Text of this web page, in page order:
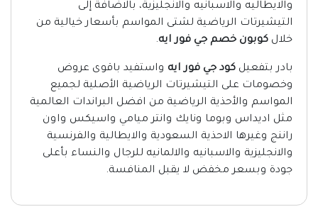
والايطاليه والاسبانيه والانجليزية، بالاضافة إلى
التيشيرتات الرياضية لشتى المواسم بأسعار خيالية من
خلال كوبون خصم جي فور ايه.
بادر بتفعيل كود جي فور ايه واستفيد باقوى عروض
وخصومات على التيشيرتات الرياضية الأصلية لجميع
المواسم والأحذية الرياضية من افضل البراندات العالمية
مثل اديداس وبوما ونايك وانتر ميامي واسيكس واون
راننج وغيرها الاحذية السعودية والايطالية والفرنسية
والانجليزية والاسبانيه والالمانيه للرجال والنساء بأعلى
جودة وبسعر مخفض لا يقبل المنافسة.